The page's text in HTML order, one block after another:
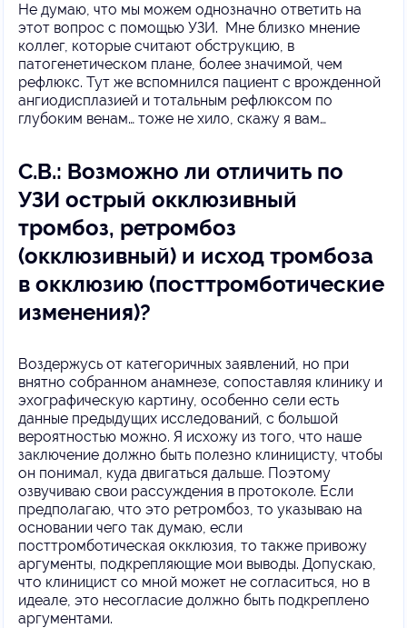
Не думаю, что мы можем однозначно ответить на
этот вопрос с помощью УЗИ. Мне близко мнение
коллег, которые считают обструкцию, в
патогенетическом плане, более значимой, чем
рефлюкс. Тут же вспомнился пациент с врожденной
ангиодисплазией и тотальным рефлюксом по
глубоким венам… тоже не хило, скажу я вам…
С.В.: Возможно ли отличить по
УЗИ острый окклюзивный
тромбоз, ретромбоз
(окклюзивный) и исход тромбоза
в окклюзию (посттромботические
изменения)?
Воздержусь от категоричных заявлений, но при
внятно собранном анамнезе, сопоставляя клинику и
эхографическую картину, особенно сели есть
данные предыдущих исследований, с большой
вероятностью можно. Я исхожу из того, что наше
заключение должно быть полезно клиницисту, чтобы
он понимал, куда двигаться дальше. Поэтому
озвучиваю свои рассуждения в протоколе. Если
предполагаю, что это ретромбоз, то указываю на
основании чего так думаю, если
посттромботическая окклюзия, то также привожу
аргументы, подкрепляющие мои выводы. Допускаю,
что клиницист со мной может не согласиться, но в
идеале, это несогласие должно быть подкреплено
аргументами.